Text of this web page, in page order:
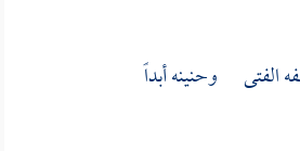
الفتى وحنينه أبداً